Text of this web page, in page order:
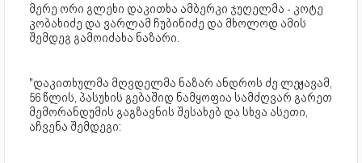
მერე ორი გლეხი დაკითხა ამბერკი ჯუღელმა - კოტე
კობახიძე და ვარლამ ჩუბინიძე და მხოლოდ ამის
შემდეგ გამოიძახა ნაზარი.
"დაკითხულმა მღვდელმა ნაზარ ანდროს ძე ლეჟავამ,
56 წლის, პასუხის გებაშიდ ნამყოფია სამძღვარ გარეთ
მემორანდუმის გაგზავნის შესახებ და სხვა ასეთი,
აჩვენა შემდეგი: